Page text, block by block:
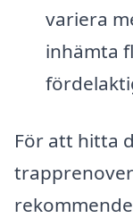
variera
inhämta
För att hitta